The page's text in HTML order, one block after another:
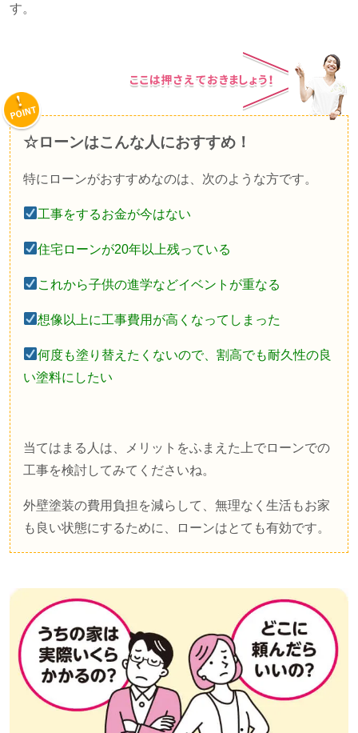
す。
☆ローンはこんな人におすすめ！
特にローンがおすすめなのは、次のような方です。
工事をするお金が今はない
住宅ローンが20年以上残っている
これから子供の進学などイベントが重なる
想像以上に工事費用が高くなってしまった
何度も塗り替えたくないので、割高でも耐久性の良
い塗料にしたい
当てはまる人は、メリットをふまえた上でローンでの
工事を検討してみてくださいね。
外壁塗装の費用負担を減らして、無理なく生活もお家
も良い状態にするために、ローンはとても有効です。